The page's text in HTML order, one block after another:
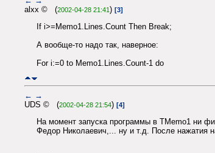
alxx © (2002-04-28 21:41) [3]
If i>=Memo1.Lines.Count Then Break;
А вообще-то надо так, наверное:
For i:=0 to Memo1.Lines.Count-1 do
← →
UDS © (2002-04-28 21:54) [4]
На момент запуска программы в TMemo1 ни
Федор Николаевич,... ну и т.д. После нажатия